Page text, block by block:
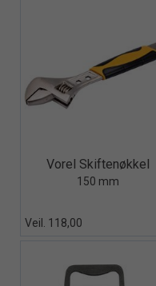
Quick View+
Vorel Skiftenøkkel
150 mm
Veil. 118,00